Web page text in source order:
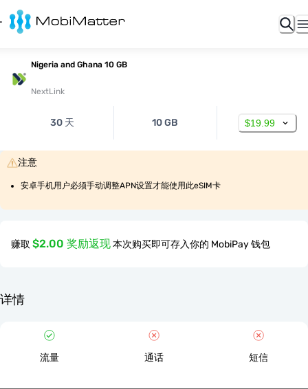
Nigeria and Ghana 10 GB
NextLink
30 天 10 GB $19.99
注意
安卓手机用户必须手动调整APN设置才能使用此eSIM卡
赚取 $2.00 奖励返现本次购买即可存入你的 MobiPay 钱包
详情
流量 通话 短信